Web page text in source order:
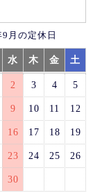
月の定休日
水 木 金 土
2 3 4 5
9 10 11 12
16 17 18 19
23 24 25 26
30